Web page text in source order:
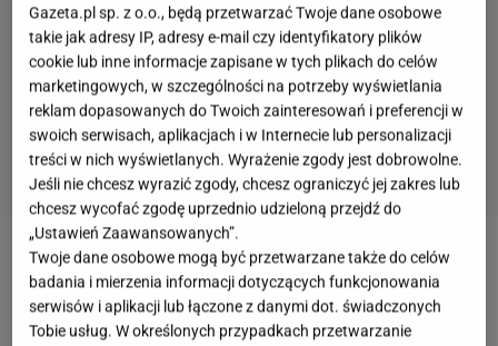
Awokado - owoc pełen prozdrowotnych
właściwości
Gazeta.pl sp. z o.o., będą przetwarzać Twoje dane osobowe
takie jak adresy IP, adresy e-mail czy identyfikatory plików
cookie lub inne informacje zapisane w tych plikach do celów
marketingowych, w szczególności na potrzeby wyświetlania
reklam dopasowanych do Twoich zainteresowań i preferencji w
swoich serwisach, aplikacjach i w Internecie lub personalizacji
treści w nich wyświetlanych. Wyrażenie zgody jest dobrowolne.
Jeśli nie chcesz wyrazić zgody, chcesz ograniczyć jej zakres lub
chcesz wycofać zgodę uprzednio udzieloną przejdź do
„Ustawień Zaawansowanych”.
Twoje dane osobowe mogą być przetwarzane także do celów
badania i mierzenia informacji dotyczących funkcjonowania
serwisów i aplikacji lub łączone z danymi dot. świadczonych
Tobie usług. W określonych przypadkach przetwarzanie